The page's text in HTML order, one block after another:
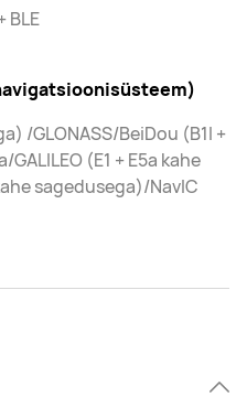
BLE
/GLONASS/BeiDou (B1I +
(E1 + E5a kahe
sagedusega)/NavIC